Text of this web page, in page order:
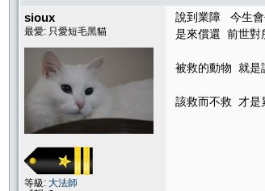
sioux
最愛: 只愛短毛黑貓
等級: 大法師
說到業障 今生會
是來償還 前世對
被救的動物 就是
該救而不救 才是